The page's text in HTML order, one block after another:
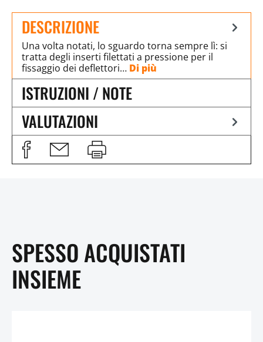
DESCRIZIONE
Una volta notati, lo sguardo torna sempre lì: si
tratta degli inserti filettati a pressione per il
fissaggio dei deflettori… Di più
ISTRUZIONI / NOTE
VALUTAZIONI
SPESSO ACQUISTATI
INSIEME